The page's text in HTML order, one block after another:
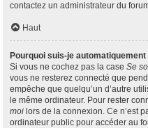
contactez un administrateur du
Haut
Pourquoi suis-je
Si vous ne cochez pas la case Se
vous ne resterez connecté que
empêche que quelqu’un d’autre
le même ordinateur. Pour rester
moi lors de la connexion. Ce n’est
ordinateur public pour accéder au